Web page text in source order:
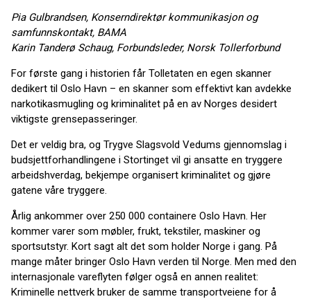
Pia Gulbrandsen, Konserndirektør kommunikasjon og
samfunnskontakt, BAMA
Karin Tanderø Schaug, Forbundsleder, Norsk Tollerforbund
For første gang i historien får Tolletaten en egen skanner
dedikert til Oslo Havn – en skanner som effektivt kan avdekke
narkotikasmugling og kriminalitet på en av Norges desidert
viktigste grensepasseringer.
Det er veldig bra, og Trygve Slagsvold Vedums gjennomslag i
budsjettforhandlingene i Stortinget vil gi ansatte en tryggere
arbeidshverdag, bekjempe organisert kriminalitet og gjøre
gatene våre tryggere.
Årlig ankommer over 250 000 containere Oslo Havn. Her
kommer varer som møbler, frukt, tekstiler, maskiner og
sportsutstyr. Kort sagt alt det som holder Norge i gang. På
mange måter bringer Oslo Havn verden til Norge. Men med den
internasjonale vareflyten følger også en annen realitet:
Kriminelle nettverk bruker de samme transportveiene for å